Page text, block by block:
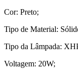
Cor: Preto;
Tipo de Material:
Tipo da Lâmpada:
Voltagem: 20W;